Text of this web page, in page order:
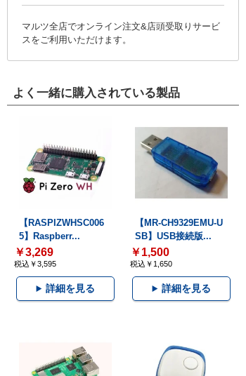
マルツ全店でオンライン注文&店頭受取りサービ
スをご利用いただけます。
よく一緒に購入されている製品
【RASPIZWHSC006
5】Raspberr...
￥3,269
税込￥3,595
詳細を見る
【MR-CH9329EMU-U
SB】USB接続版...
￥1,500
税込￥1,650
詳細を見る